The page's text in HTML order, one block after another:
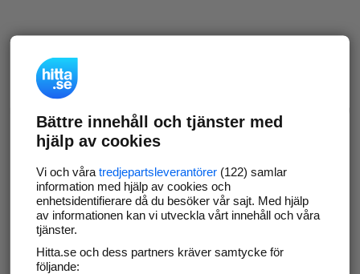
Bättre innehåll och tjänster med
hjälp av cookies
Vi och våra tredjepartsleverantörer(122) samlar
information med hjälp av cookies och
enhetsidentifierare då du besöker vår sajt. Med hjälp
av informationen kan vi utveckla vårt innehåll och våra
tjänster.
Hitta.se och dess partners kräver samtycke för
följande: